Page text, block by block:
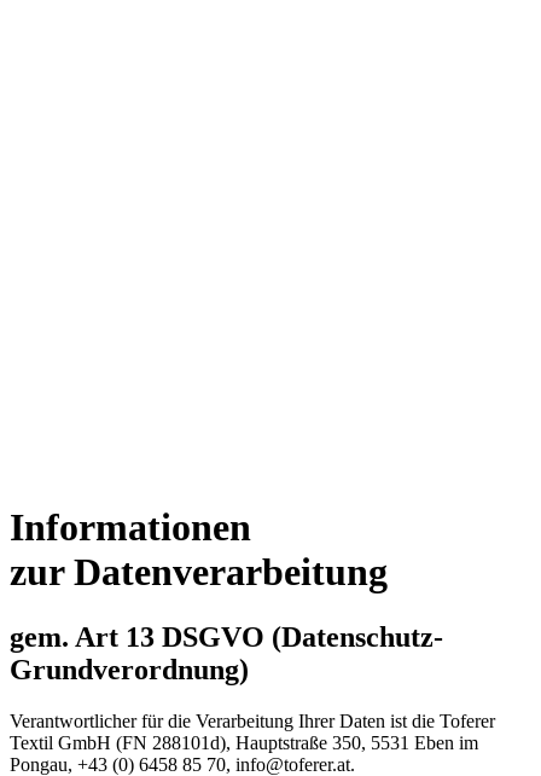
Informationen
zur Datenverarbeitung
gem. Art 13 DSGVO (Datenschutz-
Grundverordnung)
Verantwortlicher für die Verarbeitung Ihrer Daten ist die Toferer
Textil GmbH (FN 288101d), Hauptstraße 350, 5531 Eben im
Pongau, +43 (0) 6458 85 70, info@toferer.at.